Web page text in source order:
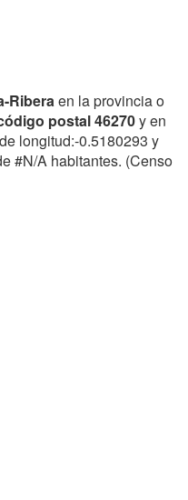
Riberaen la provincia o
postal 46270y en
de longitud:-0.5180293 y
#N/A habitantes. (Censo